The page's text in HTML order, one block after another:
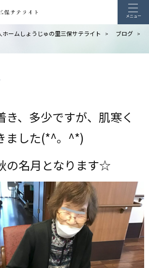
メニュー
ホームしょうじゅの里三保サテライト > ブログ >
き、多少ですが、肌寒く
ました(*^。^*)
の名月となります☆